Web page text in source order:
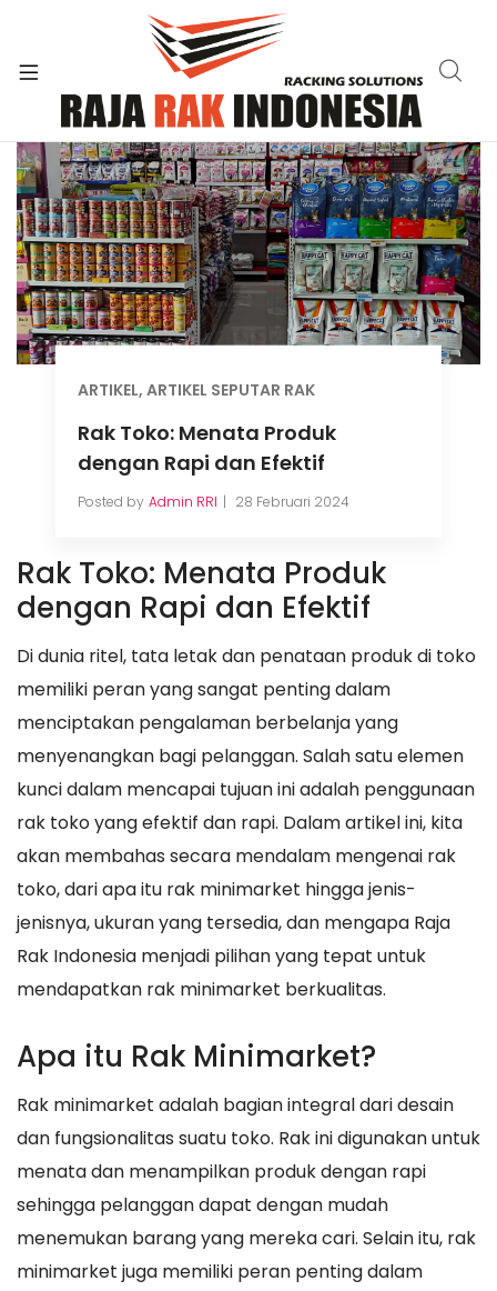
ARTIKEL, ARTIKEL SEPUTAR RAK
Rak Toko: Menata Produk
dengan Rapi dan Efektif
Posted by Admin RRI 28 Februari 2024
Rak Toko: Menata Produk
dengan Rapi dan Efektif
Di dunia ritel, tata letak dan penataan produk di toko
memiliki peran yang sangat penting dalam
menciptakan pengalaman berbelanja yang
menyenangkan bagi pelanggan. Salah satu elemen
kunci dalam mencapai tujuan ini adalah penggunaan
rak toko yang efektif dan rapi. Dalam artikel ini, kita
akan membahas secara mendalam mengenai rak
toko, dari apa itu rak minimarket hingga jenis-
jenisnya, ukuran yang tersedia, dan mengapa Raja
Rak Indonesia menjadi pilihan yang tepat untuk
mendapatkan rak minimarket berkualitas.
Apa itu Rak Minimarket?
Rak minimarket adalah bagian integral dari desain
dan fungsionalitas suatu toko. Rak ini digunakan untuk
menata dan menampilkan produk dengan rapi
sehingga pelanggan dapat dengan mudah
menemukan barang yang mereka cari. Selain itu, rak
minimarket juga memiliki peran penting dalam